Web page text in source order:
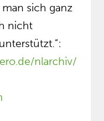
sich ganz
nicht
nlarchiv/